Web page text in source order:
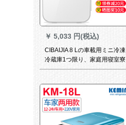
￥ 5,033 円(税込)
CIBAIJIA 8 Lの車載用ミニ冷凍
冷蔵庫1つ限り、家庭用寝室寮
の学生の母乳化粧品AQ-8 L数